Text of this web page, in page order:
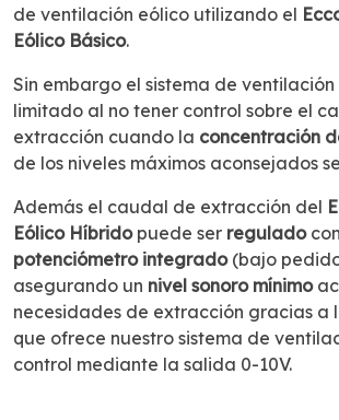
de ventilación eólico utilizando el
Eólico Básico.
Sin embargo el sistema de ventilación
limitado al no tener control sobre el
extracción cuando la concentración
de los niveles máximos aconsejados
Además el caudal de extracción del
Eólico Híbridopuede ser regulado
potenciómetro integrado(bajo
asegurando un nivel sonoro mínimo
necesidades de extracción gracias a
que ofrece nuestro sistema de
control mediante la salida 0-10V.